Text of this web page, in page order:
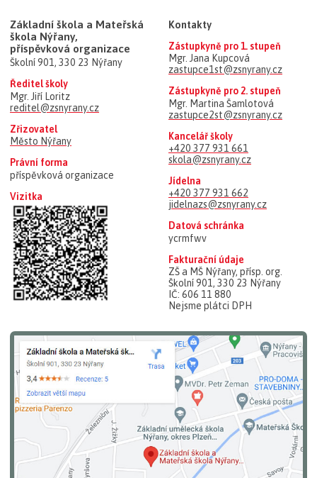
Základní škola a Mateřská
škola Nýřany,
příspěvková organizace
Školní 901, 330 23 Nýřany
Ředitel školy
Mgr. Jiří Loritz
reditel@zsnyrany.cz
Zřizovatel
Město Nýřany
Právní forma
příspěvková organizace
Vizitka
Kontakty
Zástupkyně pro 1. stupeň
Mgr. Jana Kupcová
zastupce1st@zsnyrany.cz
Zástupkyně pro 2. stupeň
Mgr. Martina Šamlotová
zastupce2st@zsnyrany.cz
Kancelář školy
+420 377 931 661
skola@zsnyrany.cz
Jídelna
+420 377 931 662
jidelnazs@zsnyrany.cz
Datová schránka
ycrmfwv
Fakturační údaje
ZŠ a MŠ Nýřany, přísp. org.
Školní 901, 330 23 Nýřany
IČ: 606 11 880
Nejsme plátci DPH